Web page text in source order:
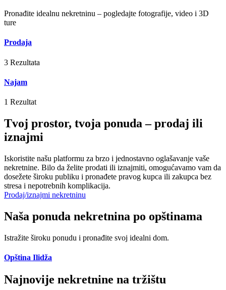
Pronađite idealnu nekretninu – pogledajte fotografije, video i 3D
ture
Prodaja
3 Rezultata
Najam
1 Rezultat
Tvoj prostor, tvoja ponuda – prodaj ili
iznajmi
Iskoristite našu platformu za brzo i jednostavno oglašavanje vaše
nekretnine. Bilo da želite prodati ili iznajmiti, omogućavamo vam da
dosežete široku publiku i pronađete pravog kupca ili zakupca bez
stresa i nepotrebnih komplikacija.
Prodaj/iznajmi nekretninu
Naša ponuda nekretnina po opštinama
Istražite široku ponudu i pronađite svoj idealni dom.
Opština Ilidža
Najnovije nekretnine na tržištu